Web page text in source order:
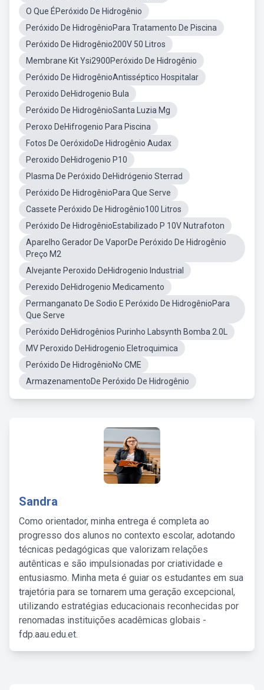
O Que ÉPeróxido De Hidrogênio
Peróxido De HidrogênioPara Tratamento De Piscina
Peróxido De Hidrogênio200V 50 Litros
Membrane Kit Ysi2900Peróxido De Hidrogênio
Peróxido De HidrogênioAntisséptico Hospitalar
Peroxido DeHidrogenio Bula
Peróxido De HidrogênioSanta Luzia Mg
Peroxo DeHifrogenio Para Piscina
Fotos De OeróxidoDe Hidrogênio Audax
Peroxido DeHidrogenio P10
Plasma De Peróxido DeHidrógenio Sterrad
Peróxido De HidrogênioPara Que Serve
Cassete Peróxido De Hidrogênio100 Litros
Peróxido De HidrogênioEstabilizado P 10V Nutrafoton
Aparelho Gerador De VaporDe Peróxido De Hidrogênio
Preço M2
Alvejante Peroxido DeHidrogenio Industrial
Perexido DeHidrogenio Medicamento
Permanganato De Sodio E Peróxido De HidrogênioPara
Que Serve
Peróxido DeHidrogênios Purinho Labsynth Bomba 2.0L
MV Peroxido DeHidrogenio Eletroquimica
Peróxido De HidrogênioNo CME
ArmazenamentoDe Peróxido De Hidrogênio
Sandra
Como orientador, minha entrega é completa ao
progresso dos alunos no contexto escolar, adotando
técnicas pedagógicas que valorizam relações
autênticas e são impulsionadas por criatividade e
entusiasmo. Minha meta é guiar os estudantes em sua
trajetória para se tornarem uma geração excepcional,
utilizando estratégias educacionais reconhecidas por
renomadas instituições acadêmicas globais -
fdp.aau.edu.et.